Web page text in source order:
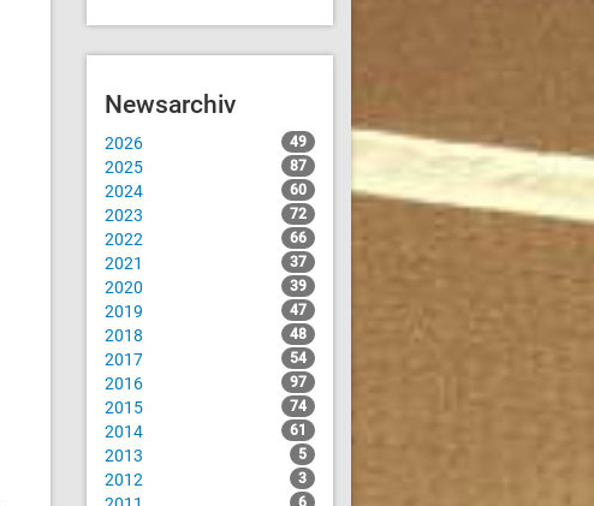
Newsarchiv
2026 49
2025 87
2024 60
2023 72
2022 66
2021 37
2020 39
2019 47
2018 48
2017 54
2016 97
2015 74
2014 61
2013 5
2012 3
6